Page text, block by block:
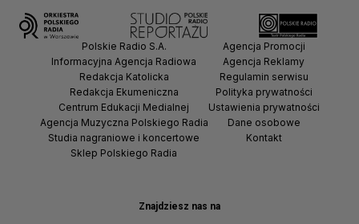
Znajdziesz nas na
Polskie Radio S.A.
Informacyjna Agencja Radiowa
Redakcja Katolicka
Redakcja Ekumeniczna
Centrum Edukacji Medialnej
Agencja Muzyczna Polskiego Radia
Studia nagraniowe i koncertowe
Sklep Polskiego Radia
Agencja Promocji
Agencja Reklamy
Regulamin serwisu
Polityka prywatności
Ustawienia prywatności
Dane osobowe
Kontakt